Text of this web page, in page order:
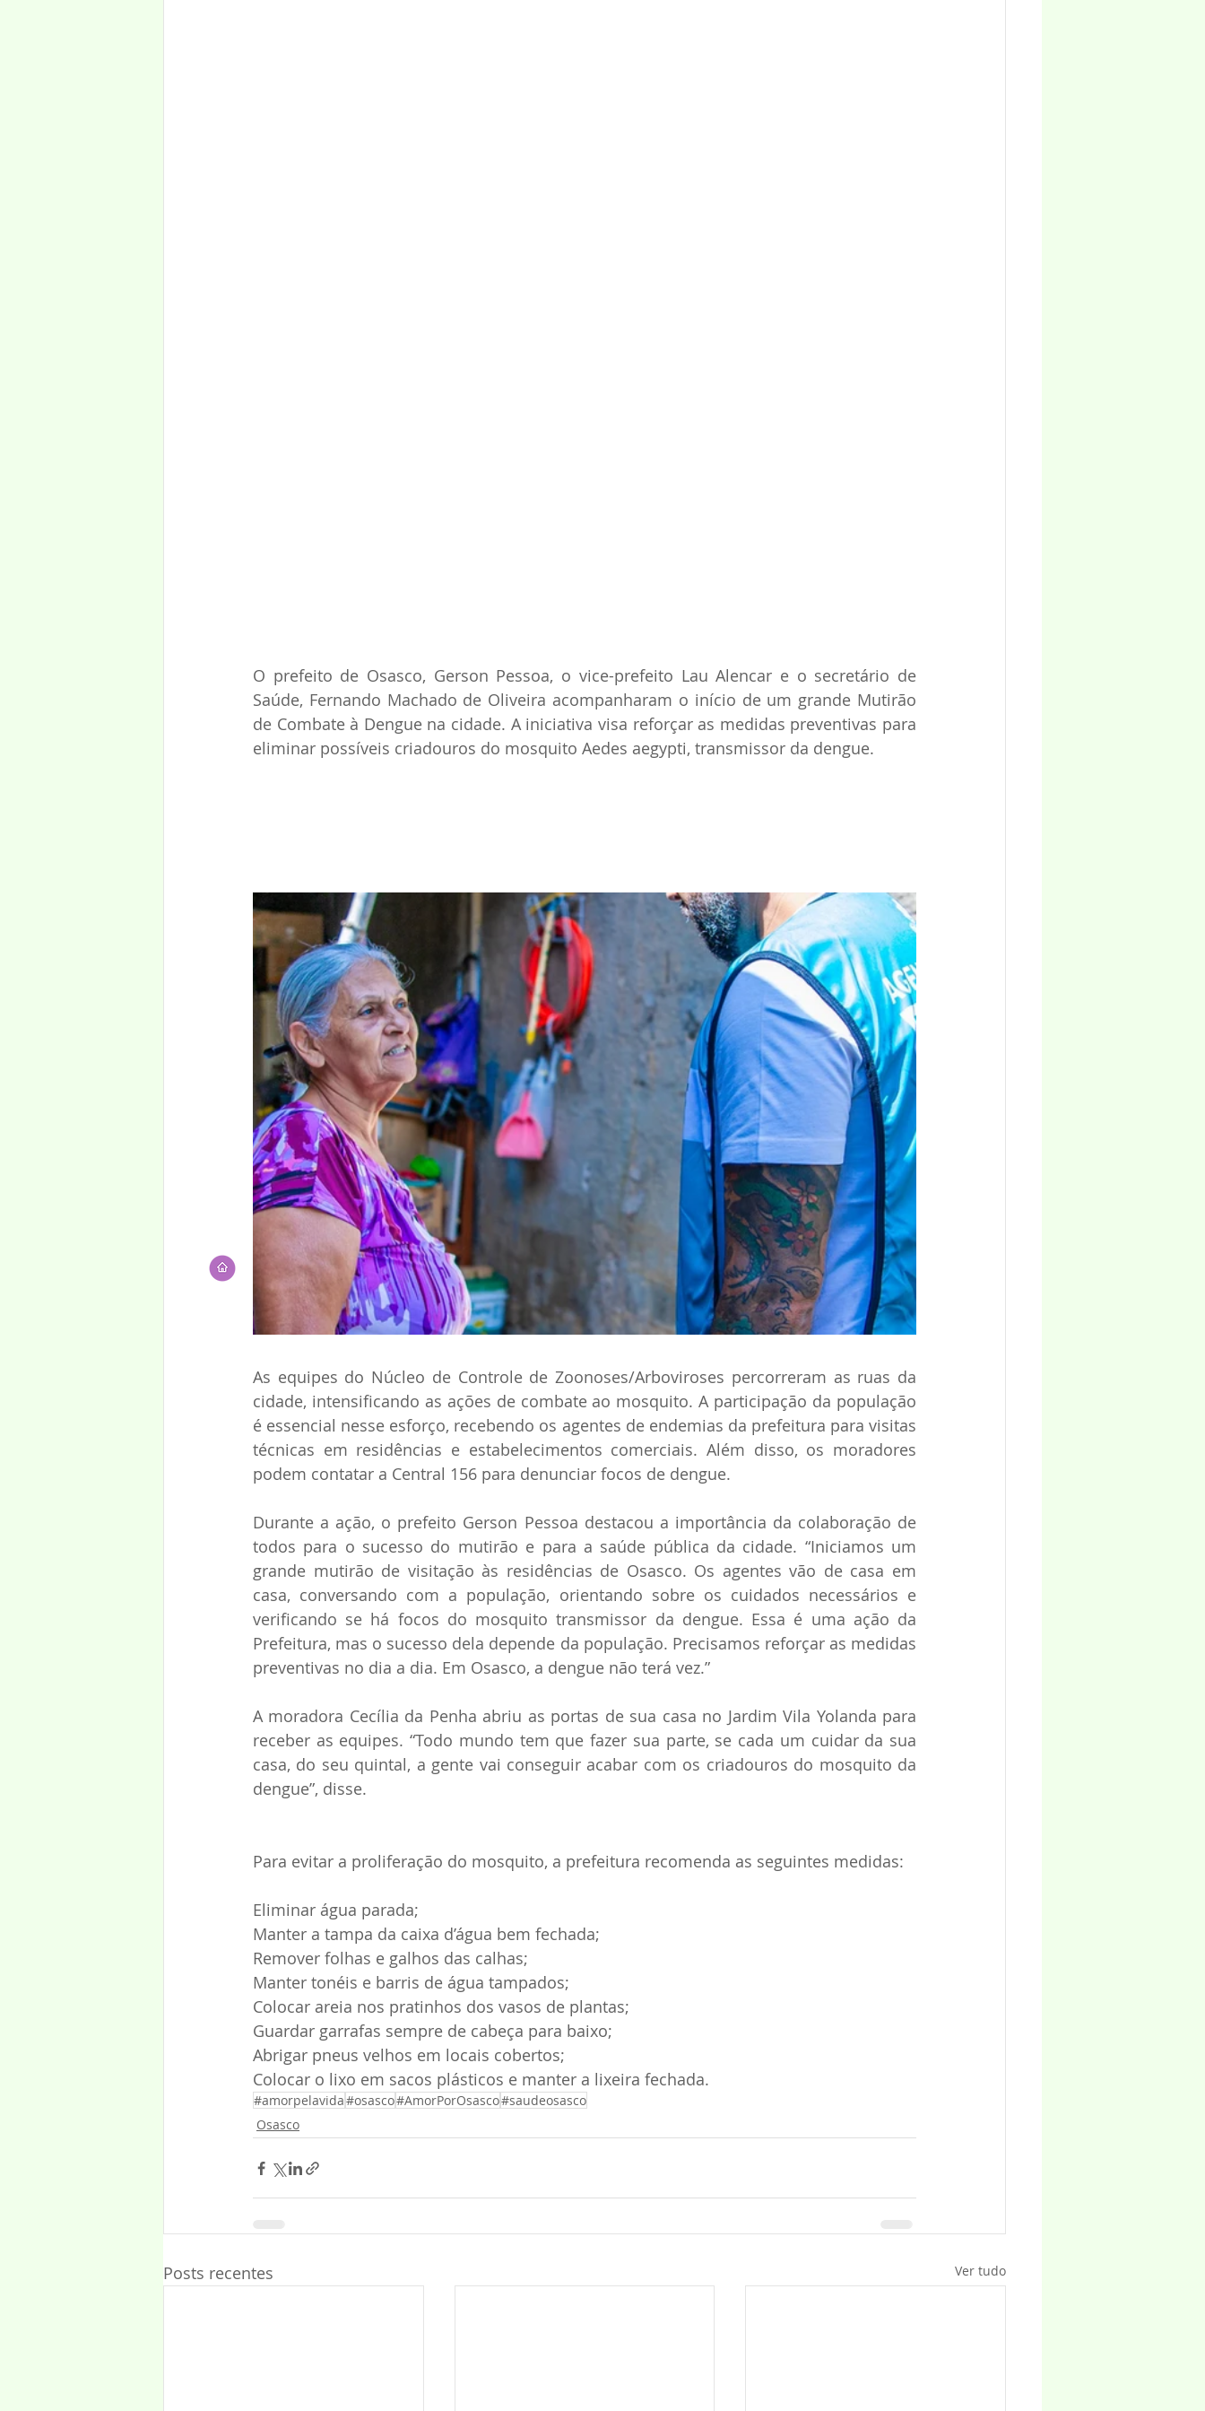
O prefeito de Osasco, Gerson Pessoa, o vice-prefeito Lau Alencar e o secretário de
Saúde, Fernando Machado de Oliveira acompanharam o início de um grande Mutirão
de Combate à Dengue na cidade. A iniciativa visa reforçar as medidas preventivas para
eliminar possíveis criadouros do mosquito Aedes aegypti, transmissor da dengue.
As equipes do Núcleo de Controle de Zoonoses/Arboviroses percorreram as ruas da
cidade, intensificando as ações de combate ao mosquito. A participação da população
é essencial nesse esforço, recebendo os agentes de endemias da prefeitura para visitas
técnicas em residências e estabelecimentos comerciais. Além disso, os moradores
podem contatar a Central 156 para denunciar focos de dengue.
Durante a ação, o prefeito Gerson Pessoa destacou a importância da colaboração de
todos para o sucesso do mutirão e para a saúde pública da cidade. “Iniciamos um
grande mutirão de visitação às residências de Osasco. Os agentes vão de casa em
casa, conversando com a população, orientando sobre os cuidados necessários e
verificando se há focos do mosquito transmissor da dengue. Essa é uma ação da
Prefeitura, mas o sucesso dela depende da população. Precisamos reforçar as medidas
preventivas no dia a dia. Em Osasco, a dengue não terá vez.”
A moradora Cecília da Penha abriu as portas de sua casa no Jardim Vila Yolanda para
receber as equipes. “Todo mundo tem que fazer sua parte, se cada um cuidar da sua
casa, do seu quintal, a gente vai conseguir acabar com os criadouros do mosquito da
dengue”, disse.
Para evitar a proliferação do mosquito, a prefeitura recomenda as seguintes medidas:
Eliminar água parada;
Manter a tampa da caixa d’água bem fechada;
Remover folhas e galhos das calhas;
Manter tonéis e barris de água tampados;
Colocar areia nos pratinhos dos vasos de plantas;
Guardar garrafas sempre de cabeça para baixo;
Abrigar pneus velhos em locais cobertos;
Colocar o lixo em sacos plásticos e manter a lixeira fechada.
#amorpelavida#osasco#AmorPorOsasco#saudeosasco
Osasco
Posts recentes Ver tudo